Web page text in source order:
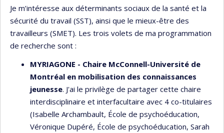
Je m’intéresse aux déterminants sociaux de la santé et la
sécurité du travail (SST), ainsi que le mieux-être des
travailleurs (SMET). Les trois volets de ma programmation
de recherche sont :
MYRIAGONE - Chaire McConnell-Université de
Montréal en mobilisation des connaissances
jeunesse. J'ai le privilège de partager cette chaire
interdisciplinaire et interfacultaire avec 4 co-titulaires
(Isabelle Archambault, École de psychoéducation,
Véronique Dupéré, École de psychoéducation, Sarah